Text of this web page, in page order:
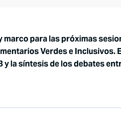
para las próximas
Verdes e Inclusivos.
la síntesis de los debates